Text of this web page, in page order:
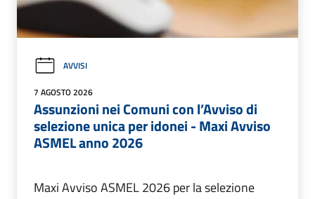
AVVISI
7 AGOSTO 2026
Assunzioni nei Comuni con l’Avviso di
selezione unica per idonei - Maxi Avviso
ASMEL anno 2026
Maxi Avviso ASMEL 2026 per la selezione